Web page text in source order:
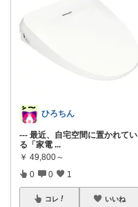
ひろちん
--- 最近、自宅空間に置かれてい
る「家電 ...
￥ 49,800～
0 0 1
コレ いいね